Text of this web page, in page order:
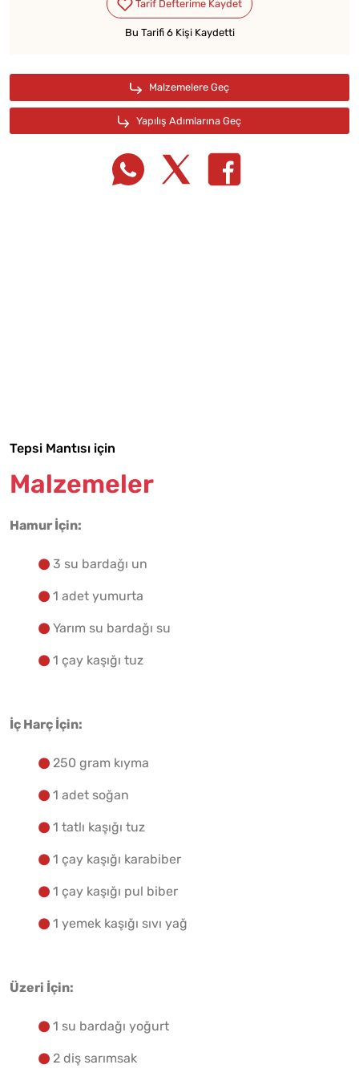
Bu Tarifi 6 Kişi Kaydetti
Tepsi Mantısı için
Malzemeler
Hamur İçin:
3 su bardağı un
1 adet yumurta
Yarım su bardağı su
1 çay kaşığı tuz
İç Harç İçin:
250 gram kıyma
1 adet soğan
1 tatlı kaşığı tuz
1 çay kaşığı karabiber
1 çay kaşığı pul biber
1 yemek kaşığı sıvı yağ
Üzeri İçin:
1 su bardağı yoğurt
2 diş sarımsak